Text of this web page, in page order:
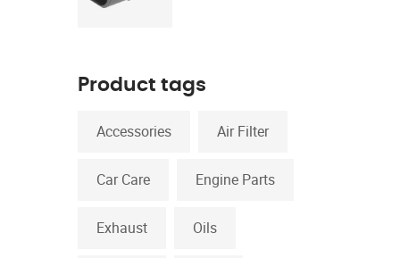
Product tags
Accessories Air Filter
Car Care Engine Parts
Exhaust Oils